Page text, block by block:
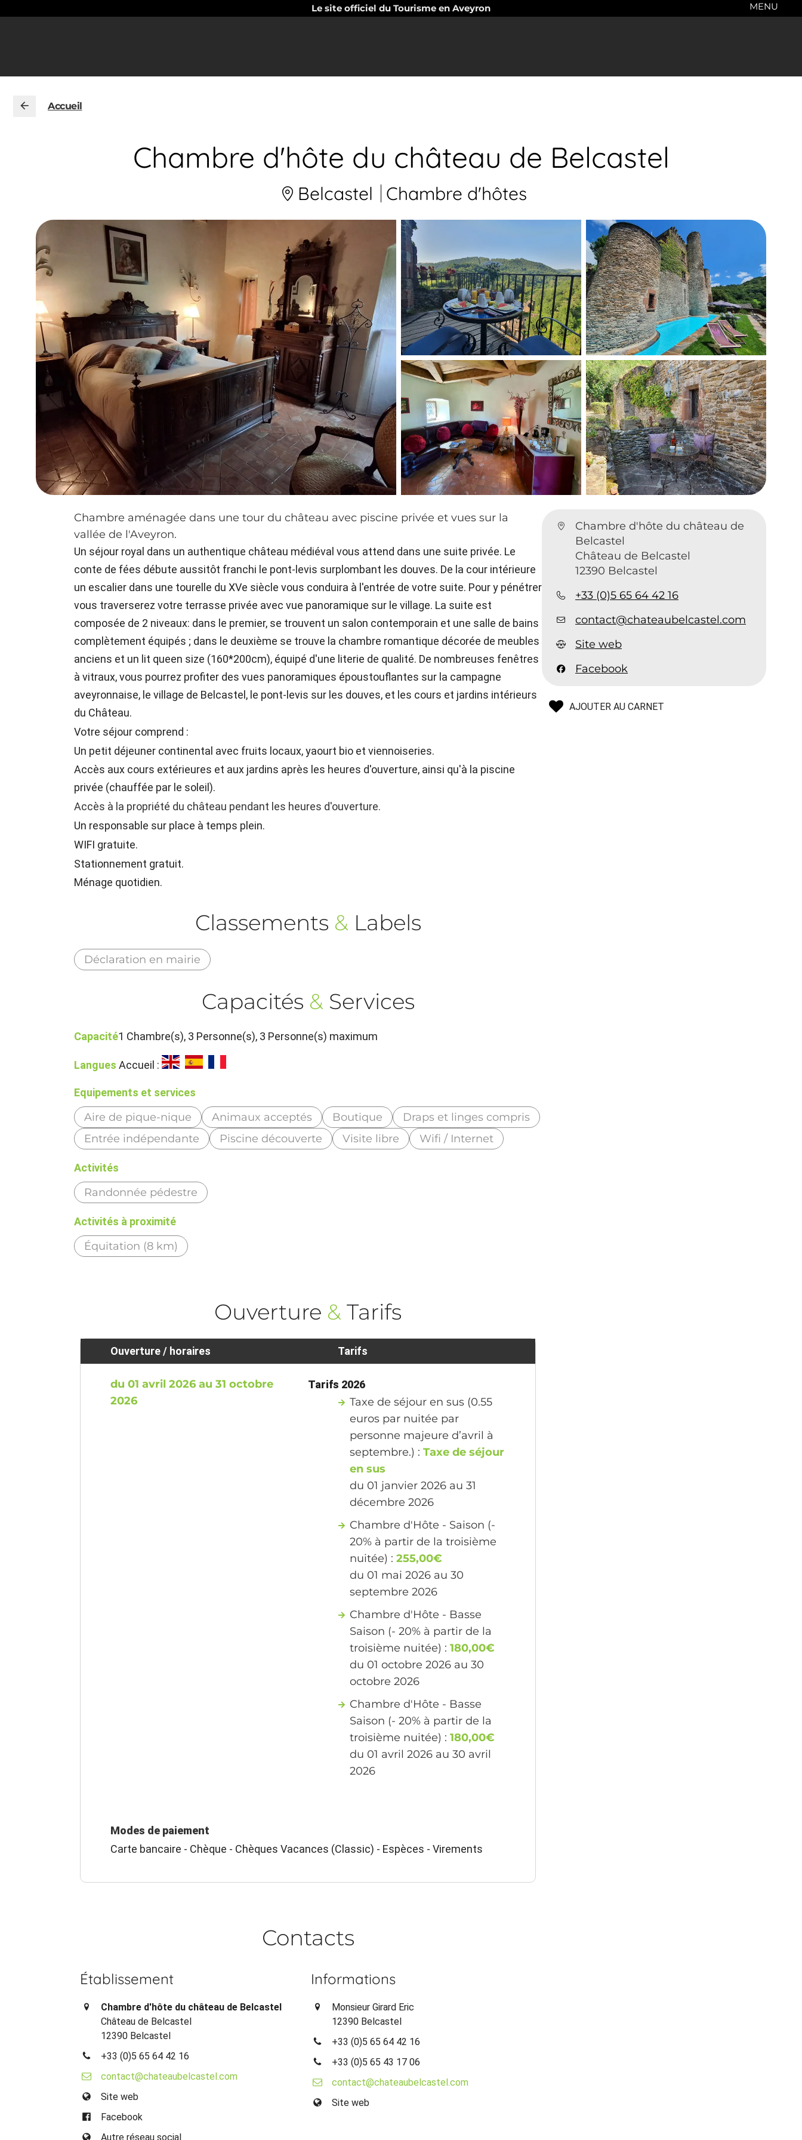
Le site officiel du Tourisme en Aveyron MENU
Accueil
Chambre d'hôte du château de Belcastel
Belcastel Chambre d'hôtes
Chambre d'hôte du château de
Belcastel
Château de Belcastel
12390 Belcastel
+33 (0)5 65 64 42 16
contact@chateaubelcastel.com
Site web
Facebook
AJOUTER AU CARNET
Chambre aménagée dans une tour du château avec piscine privée et vues sur la
vallée de l'Aveyron.
Un séjour royal dans un authentique château médiéval vous attend dans une suite privée. Le
conte de fées débute aussitôt franchi le pont-levis surplombant les douves. De la cour intérieure
un escalier dans une tourelle du XVe siècle vous conduira à l'entrée de votre suite. Pour y pénétrer
vous traverserez votre terrasse privée avec vue panoramique sur le village. La suite est
composée de 2 niveaux: dans le premier, se trouvent un salon contemporain et une salle de bains
complètement équipés ; dans le deuxième se trouve la chambre romantique décorée de meubles
anciens et un lit queen size (160*200cm), équipé d'une literie de qualité. De nombreuses fenêtres
à vitraux, vous pourrez profiter des vues panoramiques époustouflantes sur la campagne
aveyronnaise, le village de Belcastel, le pont-levis sur les douves, et les cours et jardins intérieurs
du Château.
Votre séjour comprend :
Un petit déjeuner continental avec fruits locaux, yaourt bio et viennoiseries.
Accès aux cours extérieures et aux jardins après les heures d'ouverture, ainsi qu'à la piscine
privée (chauffée par le soleil).
Accès à la propriété du château pendant les heures d'ouverture.
Un responsable sur place à temps plein.
WIFI gratuite.
Stationnement gratuit.
Ménage quotidien.
Classements & Labels
Déclaration en mairie
Capacités & Services
Capacité1 Chambre(s), 3 Personne(s), 3 Personne(s) maximum
Langues Accueil :
Equipements et services
Aire de pique-nique Animaux acceptés Boutique
Draps et linges compris
Entrée indépendante
Piscine découverte Visite libre Wifi / Internet
Activités
Randonnée pédestre
Activités à proximité
Équitation (8 km)
Ouverture & Tarifs
Ouverture / horaires
du 01 avril 2026 au 31 octobre
2026
Tarifs
Tarifs 2026
Taxe de séjour en sus (0.55
euros par nuitée par
personne majeure d’avril à
septembre.) :Taxe de séjour
en sus
du 01 janvier 2026 au 31
décembre 2026
Chambre d'Hôte - Saison (-
20% à partir de la troisième
nuitée) :255,00€
du 01 mai 2026 au 30
septembre 2026
Chambre d'Hôte - Basse
Saison (- 20% à partir de la
troisième nuitée) :180,00€
du 01 octobre 2026 au 30
octobre 2026
Chambre d'Hôte - Basse
Saison (- 20% à partir de la
troisième nuitée) :180,00€
du 01 avril 2026 au 30 avril
2026
Modes de paiement
Carte bancaire - Chèque - Chèques Vacances (Classic) - Espèces - Virements
Contacts
Établissement
Chambre d'hôte du château de Belcastel
Château de Belcastel
12390 Belcastel
+33 (0)5 65 64 42 16
contact@chateaubelcastel.com
Site web
Facebook
Autre réseau social
Informations
Monsieur Girard Eric
12390 Belcastel
+33 (0)5 65 64 42 16
+33 (0)5 65 43 17 06
contact@chateaubelcastel.com
Site web